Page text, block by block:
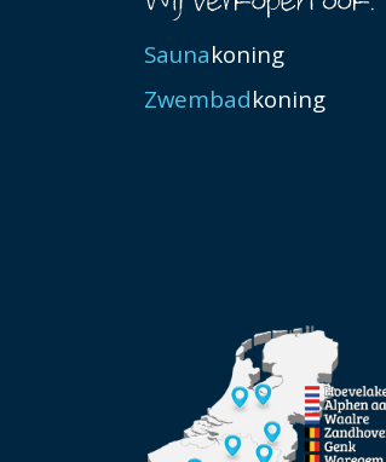
Saunakoning
Zwembadkoning